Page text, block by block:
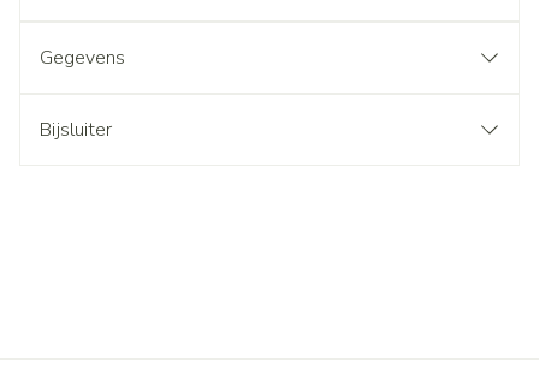
Gegevens
Bijsluiter